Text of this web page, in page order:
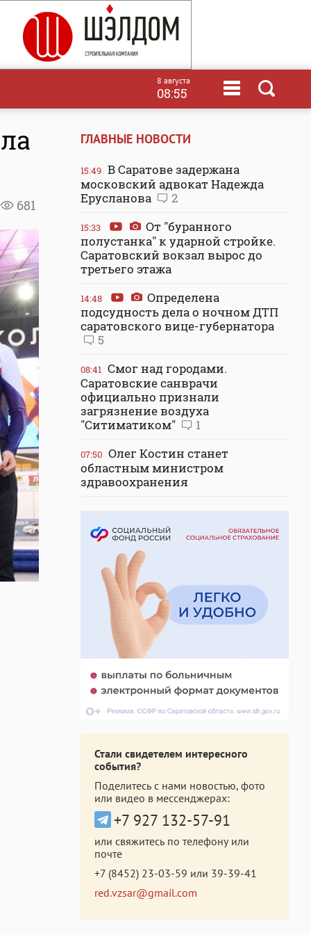
8 августа
08:55
681
ГЛАВНЫЕ НОВОСТИ
15:49 В Саратове задержана
московский адвокат Надежда
Ерусланова
2
15:33
От "буранного
полустанка" к ударной стройке.
Саратовский вокзал вырос до
третьего этажа
14:48
Определена
подсудность дела о ночном ДТП
саратовского вице-губернатора
5
08:41 Смог над городами.
Саратовские санврачи
официально признали
загрязнение воздуха
"Ситиматиком"
1
07:50 Олег Костин станет
областным министром
здравоохранения
Стали свидетелем интересного
события?
Поделитесь с нами новостью, фото
или видео в мессенджерах:
+7 927 132-57-91
или свяжитесь по телефону или
почте
+7 (8452) 23-03-59 или 39-39-41
red.vzsar@gmail.com